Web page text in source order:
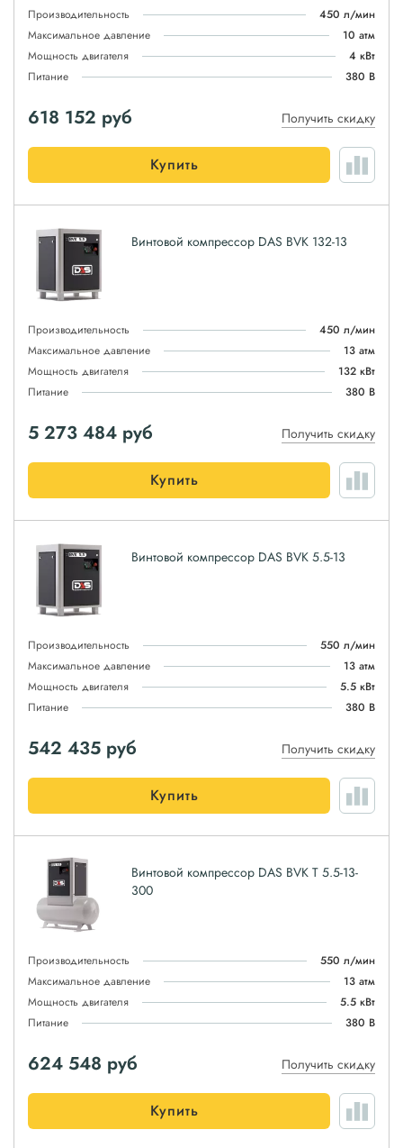
Производительность
450 л/мин
Максимальное давление
10 атм
Мощность двигателя
4 кВт
Питание
380 В
618 152 руб Получить скидку
Купить
Винтовой компрессор DAS BVK 132-13
Производительность
450 л/мин
Максимальное давление
13 атм
Мощность двигателя
132 кВт
Питание
380 В
5 273 484 руб Получить скидку
Купить
Винтовой компрессор DAS BVK 5.5-13
Производительность
550 л/мин
Максимальное давление
13 атм
Мощность двигателя
5.5 кВт
Питание
380 В
542 435 руб Получить скидку
Купить
Винтовой компрессор DAS BVK T 5.5-13-
300
Производительность
550 л/мин
Максимальное давление
13 атм
Мощность двигателя
5.5 кВт
Питание
380 В
624 548 руб Получить скидку
Купить